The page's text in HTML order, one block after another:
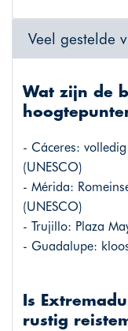
Veel gestelde
Wat zijn de
- Cáceres:
(UNESCO)
- Mérida:
(UNESCO)
- Trujillo: Plaza
- Guadalupe:
Is
rustig